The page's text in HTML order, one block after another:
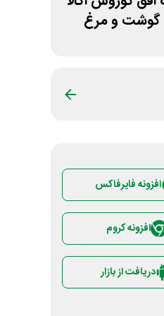
گوشت و مرغ
افزونه فایرفاکس
افزونه کروم
دریافت از بازار